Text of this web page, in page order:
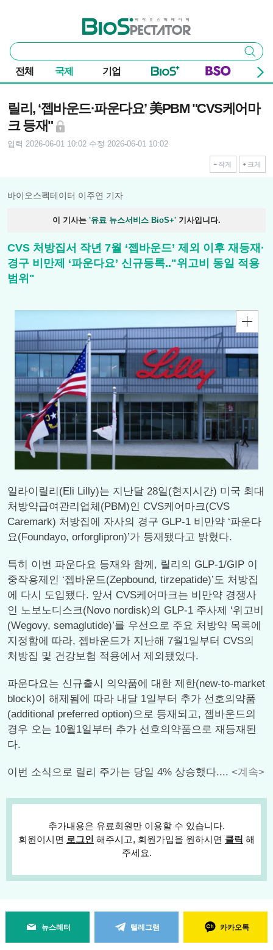
바이오스펙테이터
통
합
검
색
검색
전체 국제 기업
릴리, ‘젭바운드·파운다요’ 美PBM "CVS케어마
크 등재"
입력 2026-06-01 10:02 수정 2026-06-01 10:02
작게 크게
바이오스펙테이터 이주연 기자
이 기사는 '유료 뉴스서비스 BioS+' 기사입니다.
CVS 처방집서 작년 7월 ‘젭바운드’ 제외 이후 재등재·
경구 비만제 ‘파운다요’ 신규등록.."위고비 동일 적용
범위"
일라이릴리(Eli Lilly)는 지난달 28일(현지시간) 미국 최대
처방약급여관리업체(PBM)인 CVS케어마크(CVS
Caremark) 처방집에 자사의 경구 GLP-1 비만약 ‘파운다
요(Foundayo, orforglipron)’가 등재됐다고 밝혔다.
특히 이번 파운다요 등재와 함께, 릴리의 GLP-1/GIP 이
중작용제인 ‘젭바운드(Zepbound, tirzepatide)’도 처방집
에 다시 도입됐다. 앞서 CVS케어마크는 비만약 경쟁사
인 노보노디스크(Novo nordisk)의 GLP-1 주사제 ‘위고비
(Wegovy, semaglutide)’를 우선으로 주요 처방약 목록에
지정함에 따라, 젭바운드가 지난해 7월1일부터 CVS의
처방집 및 건강보험 적용에서 제외됐었다.
파운다요는 신규출시 의약품에 대한 제한(new-to-market
block)이 해제됨에 따라 내달 1일부터 추가 선호의약품
(additional preferred option)으로 등재되고, 젭바운드의
경우 오는 10월1일부터 추가 선호의약품으로 재등재된
다.
이번 소식으로 릴리 주가는 당일 4% 상승했다.... <계속>
추가내용은 유료회원만 이용할 수 있습니다.
회원이시면 로그인 해주시고, 회원가입을 원하시면 클릭 해
주세요.
뉴스레터 텔레그램 카카오톡